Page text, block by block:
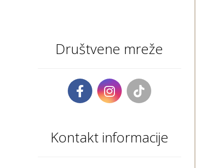
Društvene mreže
Kontakt informacije